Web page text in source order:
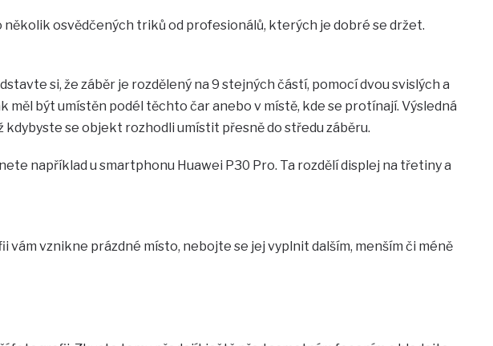
osvědčených triků od profesionálů, kterých je dobré se držet.
si, že záběr je rozdělený na 9 stejných částí, pomocí dvou svislých a
být umístěn podél těchto čar anebo v místě, kde se protínají. Výsledná
se objekt rozhodli umístit přesně do středu záběru.
například u smartphonu Huawei P30 Pro. Ta rozdělí displej na třetiny a
vznikne prázdné místo, nebojte se jej vyplnit dalším, menším či méně